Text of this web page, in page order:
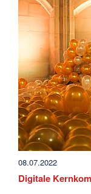
08.07.2022
Digitale